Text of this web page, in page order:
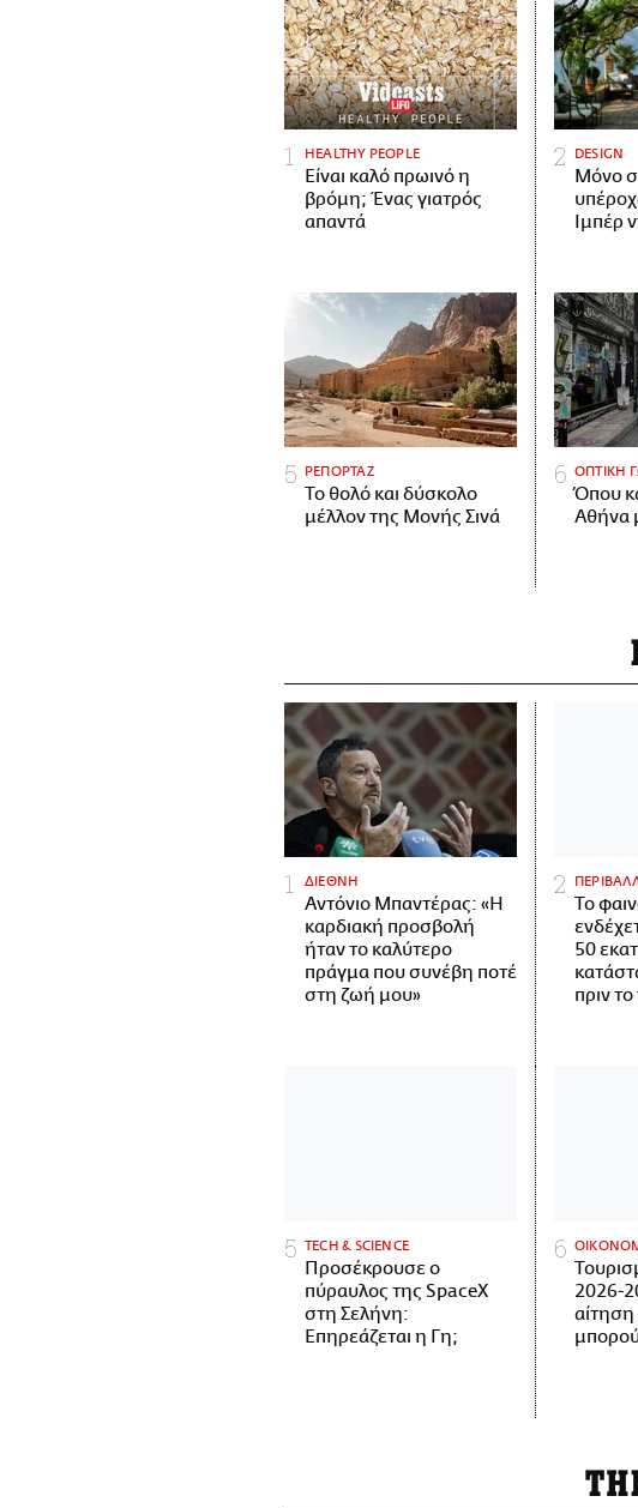
HEALTHY PEOPLE
Είναι καλό πρωινό η
βρόμη; Ένας γιατρός
απαντά
DESIGN
Μόνο
Ιμπέρ
ΡΕΠΟΡΤΑΖ
Το θολό και δύσκολο
μέλλον της Μονής Σινά
ΟΠΤΙΚΗ
Όπου
Αθήνα
ΔΙΕΘΝΗ
Αντόνιο Μπαντέρας: «Η
καρδιακή προσβολή
ήταν το καλύτερο
πράγμα που συνέβη ποτέ
στη ζωή μου»
Το
50
πριν
ΤECH & SCIENCE
Προσέκρουσε ο
πύραυλος της SpaceX
στη Σελήνη:
Επηρεάζεται η Γη;
2026-